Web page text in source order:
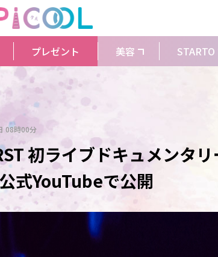
プレゼント 美容 STARTO
08時00分
初ライブドキュメンタ
式YouTubeで公開